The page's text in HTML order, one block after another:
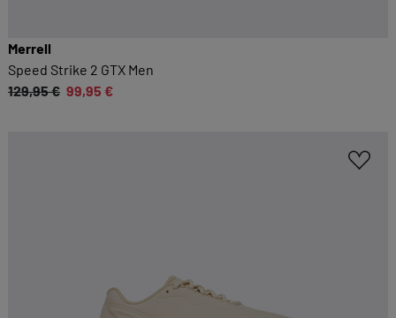
Merrell
Speed Strike 2 GTX Men
129,95 € 99,95 €